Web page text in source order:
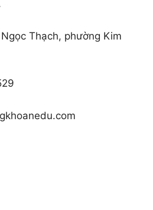
Thạch, phường Kim